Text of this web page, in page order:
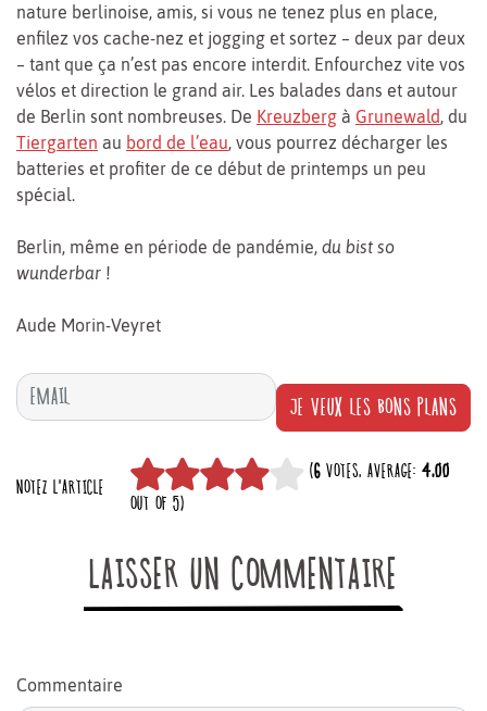
nature berlinoise, amis, si vous ne tenez plus en place,
enfilez vos cache-nez et jogging et sortez – deux par deux
– tant que ça n’est pas encore interdit. Enfourchez vite vos
vélos et direction le grand air. Les balades dans et autour
de Berlin sont nombreuses. De Kreuzberg à Grunewald, du
Tiergarten au bord de l’eau, vous pourrez décharger les
batteries et profiter de ce début de printemps un peu
spécial.
Berlin, même en période de pandémie, du bist so
wunderbar !
Aude Morin-Veyret
JE VEUX LES BONS PLANS
NOTEZ L'ARTICLE
(6VOTES, AVERAGE: 4,00
OUT OF 5)
LAISSER UN COMMENTAIRE
Commentaire